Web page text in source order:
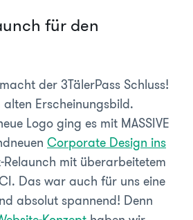
für den
der 3TälerPass Schluss!
Erscheinungsbild.
Logo ging es mit MASSIVE
Corporate Design ins
Relaunch mit überarbeitetem
Das war auch für uns eine
absolut spannend! Denn